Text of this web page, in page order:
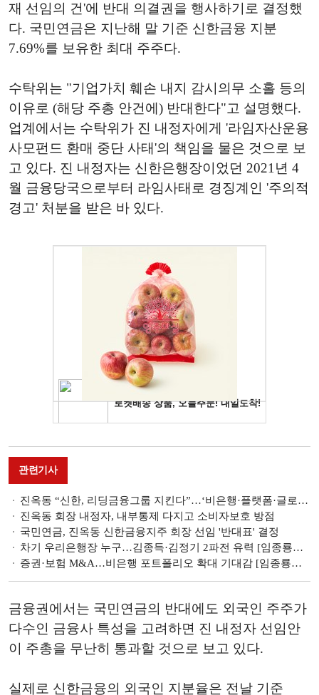
재 선임의 건'에 반대 의결권을 행사하기로 결정했
다. 국민연금은 지난해 말 기준 신한금융 지분
7.69%를 보유한 최대 주주다.
수탁위는 "기업가치 훼손 내지 감시의무 소홀 등의
이유로 (해당 주총 안건에) 반대한다"고 설명했다.
업계에서는 수탁위가 진 내정자에게 '라임자산운용
사모펀드 환매 중단 사태'의 책임을 물은 것으로 보
고 있다. 진 내정자는 신한은행장이었던 2021년 4
월 금융당국으로부터 라임사태로 경징계인 '주의적
경고' 처분을 받은 바 있다.
관련기사
진옥동 “신한, 리딩금융그룹 지킨다”…‘비은행·플랫폼·글로벌’ 경쟁력 강화
진옥동 회장 내정자, 내부통제 다지고 소비자보호 방점
국민연금, 진옥동 신한금융지주 회장 선임 '반대표' 결정
차기 우리은행장 누구…김종득·김정기 2파전 유력 [임종룡號 우리금융]
증권·보험 M&A…비은행 포트폴리오 확대 기대감 [임종룡號 우리금융]
금융권에서는 국민연금의 반대에도 외국인 주주가
다수인 금융사 특성을 고려하면 진 내정자 선임안
이 주총을 무난히 통과할 것으로 보고 있다.
실제로 신한금융의 외국인 지분율은 전날 기준